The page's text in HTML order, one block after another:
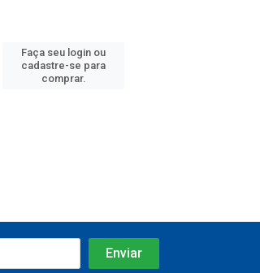
Faça seu login ou
cadastre-se para
comprar.